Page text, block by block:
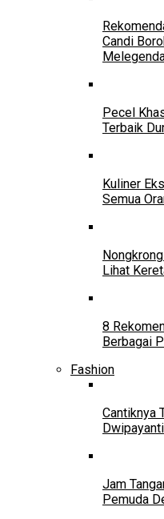
Candi
Pecel
Terbaik
Kuliner
Semua
Lihat
8
Berbagai
Fashion
Cantiknya
Dwipayanti
Jam
Pemuda